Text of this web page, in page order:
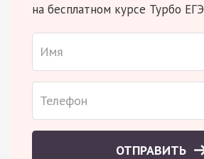
на бесплатном курсе Турбо ЕГЭ
ОТПРАВИТЬ